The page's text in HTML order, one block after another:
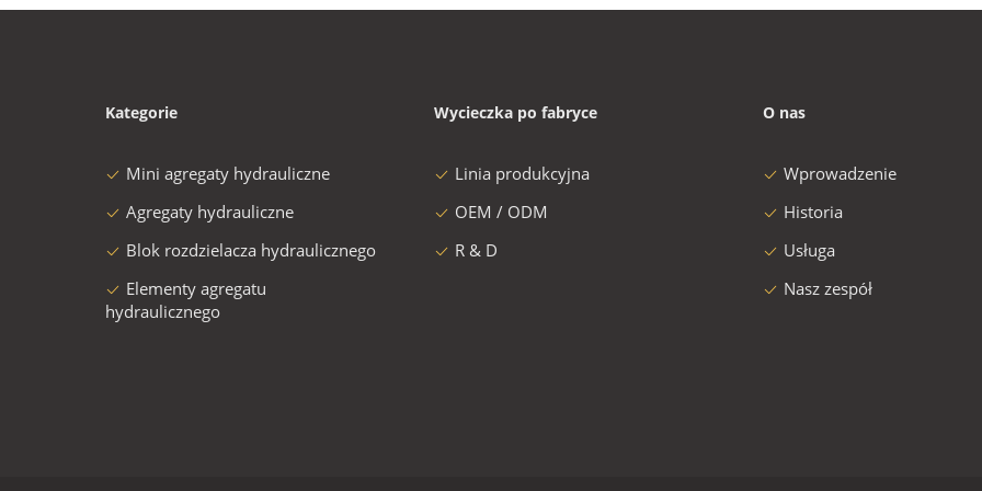
Kategorie
Mini agregaty hydrauliczne
Agregaty hydrauliczne
Blok rozdzielacza hydraulicznego
Elementy agregatu
hydraulicznego
Wycieczka po fabryce
Linia produkcyjna
OEM / ODM
R & D
O nas
Wprowadzenie
Historia
Usługa
Nasz zespół